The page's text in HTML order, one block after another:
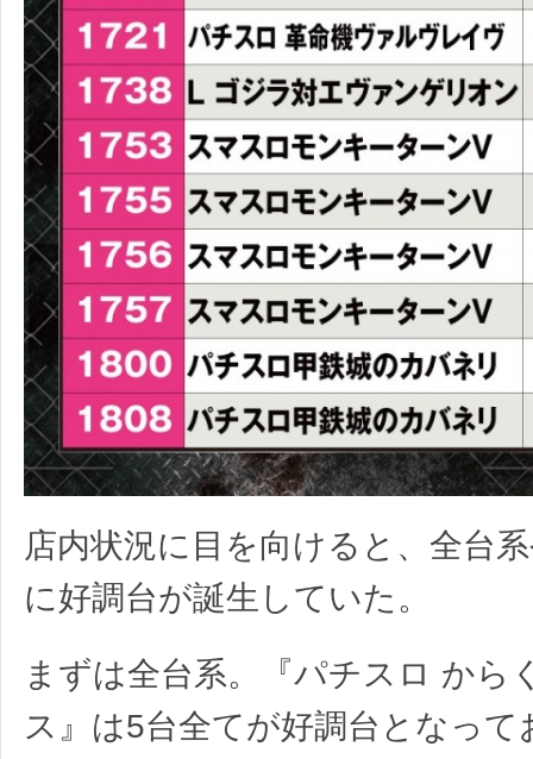
店内状況に目を向けると、全台
に好調台が誕生していた。
まずは全台系。『パチスロ から
ス』は5台全てが好調台となって